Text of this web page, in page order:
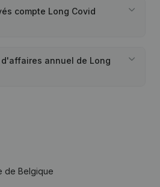
compte Long Covid
annuel de Long
de Belgique